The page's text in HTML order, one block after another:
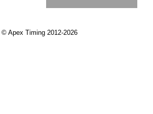
© Apex Timing 2012-2026